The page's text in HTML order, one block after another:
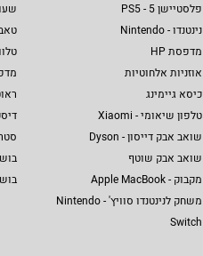
פלסטיישן 5 - PS5
נינטנדו - Nintendo
מדפסת HP
אוזניות אלחוטיות
כיסא גיימינג
טלפון שיאומי - Xiaomi
שואב אבק דייסון - Dyson
שואב אבק שוטף
מקבוק - Apple MacBook
משחק לנינטנדו סוויץ' - Nintendo
Switch